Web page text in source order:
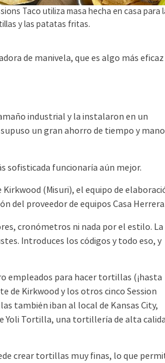
Taco utiliza masa hecha en casa para
y las patatas fritas.
de manivela, que es algo más eficaz
industrial y la instalaron en un
un gran ahorro de tiempo y mano
sofisticada funcionaría aún mejor.
(Misuri), el equipo de
del proveedor de equipos Casa
cronómetros ni nada por el estilo. La
Introduces los códigos y todo eso, y
empleados para hacer tortillas (¡hasta
de Kirkwood y los otros cinco Session
también iban al local de Kansas City,
Yoli Tortilla, una tortillería de alta
crear tortillas muy finas, lo que